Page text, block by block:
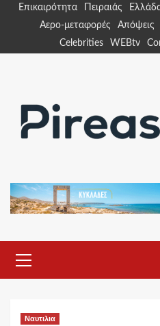
Επικαιρότητα Πειραιάς
Αερο-μεταφορές
Απόψεις
Celebrities
WEBtv
Menu
Ναυτιλια